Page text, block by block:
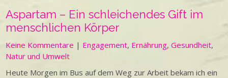
Aspartam – Ein schleichendes Gift im
menschlichen Körper
Keine Kommentare | Engagement, Ernährung,Gesundheit,
Natur und Umwelt
Heute Morgen im Bus auf dem Weg zur Arbeit bekam ich ein